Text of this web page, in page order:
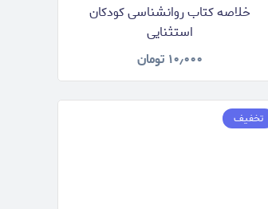
خلاصه کتاب روانشناسی کودکان
استثنایی
۱۰٫۰۰۰ تومان
تخفیف